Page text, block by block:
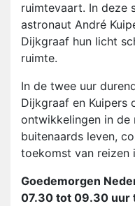
ruimtevaart. In deze
astronaut André
Dijkgraaf hun licht
ruimte.
In de twee uur
Dijkgraaf en Kuipers
ontwikkelingen in de
buitenaards leven,
toekomst van reizen
Goedemorgen
07.30 tot 09.30 uur